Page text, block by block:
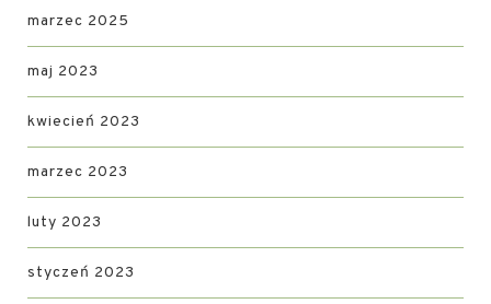
marzec 2025
maj 2023
kwiecień 2023
marzec 2023
luty 2023
styczeń 2023